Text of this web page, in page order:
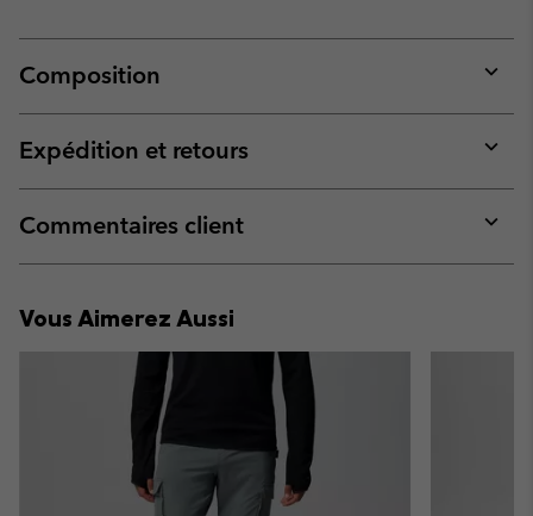
Composition
or
Expédition et retours
or
Commentaires client
or
Vous Aimerez Aussi